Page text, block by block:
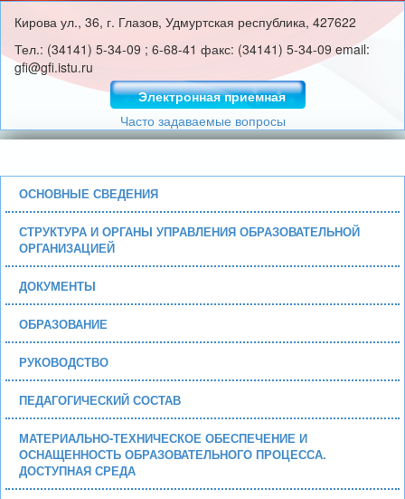
Кирова ул., 36, г. Глазов, Удмуртская республика, 427622
Тел.: (34141) 5-34-09 ; 6-68-41 факс: (34141) 5-34-09 email:
gfi@gfi.istu.ru
Электронная приемная
Часто задаваемые вопросы
ОСНОВНЫЕ СВЕДЕНИЯ
СТРУКТУРА И ОРГАНЫ УПРАВЛЕНИЯ ОБРАЗОВАТЕЛЬНОЙ
ОРГАНИЗАЦИЕЙ
ДОКУМЕНТЫ
ОБРАЗОВАНИЕ
РУКОВОДСТВО
ПЕДАГОГИЧЕСКИЙ СОСТАВ
МАТЕРИАЛЬНО-ТЕХНИЧЕСКОЕ ОБЕСПЕЧЕНИЕ И
ОСНАЩЕННОСТЬ ОБРАЗОВАТЕЛЬНОГО ПРОЦЕССА.
ДОСТУПНАЯ СРЕДА